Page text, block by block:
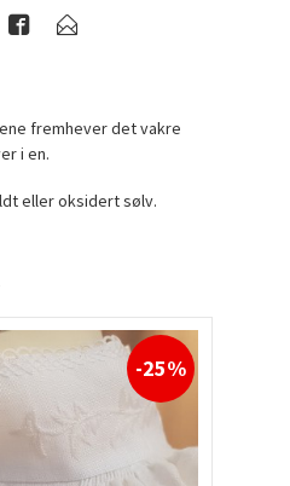
fremhever det vakre
i en.
eller oksidert sølv.
-25%